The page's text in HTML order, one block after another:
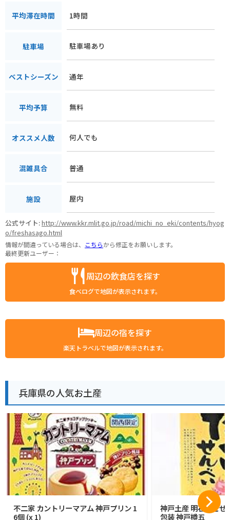
平均滞在時間 1時間
駐車場 駐車場あり
ベストシーズン 通年
平均予算 無料
オススメ人数 何人でも
混雑具合 普通
施設 屋内
公式サイト:http://www.kkr.mlit.go.jp/road/michi_no_eki/contents/hyog
o/freshasago.html
情報が間違っている場合は、 こちらから修正をお願いします。
最終更新ユーザー：
周辺の飲食店を探す
食べログで地図が表示されます。
周辺の宿を探す
楽天トラベルで地図が表示されます。
兵庫県の人気お土産
不二家 カントリーマアム 神戸プリン 1
6個 (x 1)
神戸土産 明石たこせ
包装 神戸樽五